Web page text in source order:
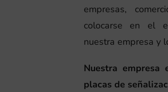
empresas,
colocarse en el
nuestra empresa y
Nuestra
placas de